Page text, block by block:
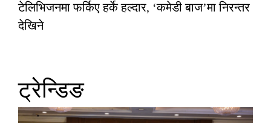
टेलिभिजनमा फर्किए हर्के हल्दार, ‘कमेडी बाज’मा निरन्तर
देखिने
ट्रेन्डिङ